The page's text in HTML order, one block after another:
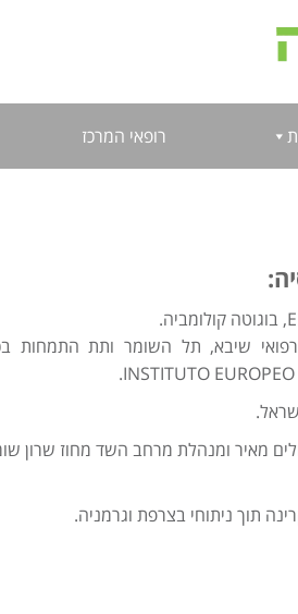
רופאי המרכז
שיבא, תל השומר ותת התמחות
INSTITUTO
מאיר ומנהלת מרחב השד מחוז שרון
תוך ניתוחי בצרפת וגרמניה.